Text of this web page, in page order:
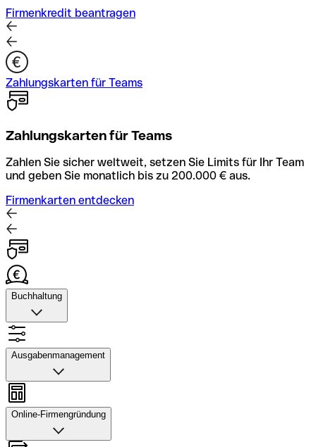
Firmenkredit beantragen
Zahlungskarten für Teams
Zahlungskarten für Teams
Zahlen Sie sicher weltweit, setzen Sie Limits für Ihr Team
und geben Sie monatlich bis zu 200.000 € aus.
Firmenkarten entdecken
Buchhaltung
Buchhaltung
Scannen Sie Belege und laden Sie sie in Qonto hoch.
Rechnungsabläufe können Sie automatisieren und mit
dem Buchhaltungstool schneller abstimmen.
Konto mit Buchhaltung entdecken
Ausgabenmanagement
Ausgabenmanagement
Genehmigungen einrichten, Ausgaben verfolgen, Budgets
und Kartenlimits zuweisen sowie Überweisungen und
Daten exportieren – alles in einer Anwendung.
Online-Firmengründung